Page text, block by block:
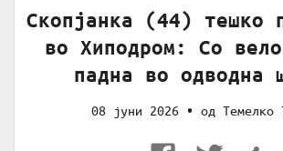
Скопјанка (44) тешко
во Хиподром: Со
падна во одводна
08 јуни 2026 • од Темелко